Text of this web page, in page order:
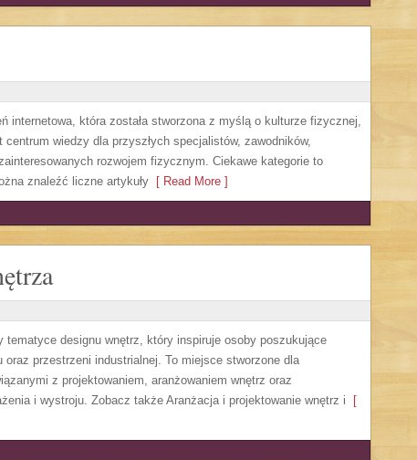
internetowa, która została stworzona z myślą o kulturze fizycznej,
wiedzy dla przyszłych specjalistów, zawodników,
rozwojem fizycznym. Ciekawe kategorie to
znaleźć liczne artykuły [ Read More ]
tematyce designu wnętrz, który inspiruje osoby poszukujące
oraz przestrzeni industrialnej. To miejsce stworzone dla
z projektowaniem, aranżowaniem wnętrz oraz
i wystroju. Zobacz także Aranżacja i projektowanie wnętrz i [